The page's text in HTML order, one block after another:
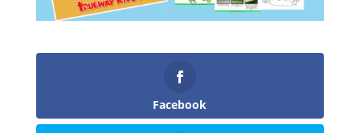
Facebook